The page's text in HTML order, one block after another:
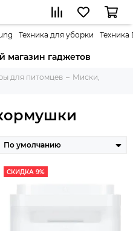
Техника для уборки Техника
гаджетов
для питомцев
Миски,
СКИДКА 9%